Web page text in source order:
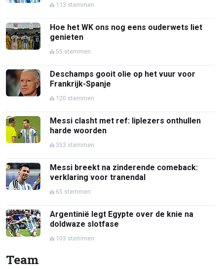
113 stemmen
Hoe het WK ons nog eens ouderwets liet
genieten
55 stemmen
Deschamps gooit olie op het vuur voor
Frankrijk-Spanje
120 stemmen
Messi clasht met ref: liplezers onthullen
harde woorden
353 stemmen
Messi breekt na zinderende comeback:
verklaring voor tranendal
65 stemmen
Argentinië legt Egypte over de knie na
doldwaze slotfase
103 stemmen
Team